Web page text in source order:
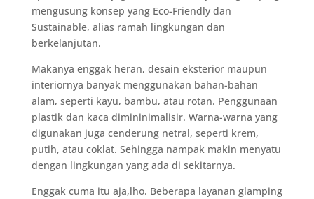
mengusung konsep yang Eco-Friendly dan
Sustainable, alias ramah lingkungan dan
berkelanjutan.
Makanya enggak heran, desain eksterior maupun
interiornya banyak menggunakan bahan-bahan
alam, seperti kayu, bambu, atau rotan. Penggunaan
plastik dan kaca dimininimalisir. Warna-warna yang
digunakan juga cenderung netral, seperti krem,
putih, atau coklat. Sehingga nampak makin menyatu
dengan lingkungan yang ada di sekitarnya.
Enggak cuma itu aja,lho. Beberapa layanan glamping